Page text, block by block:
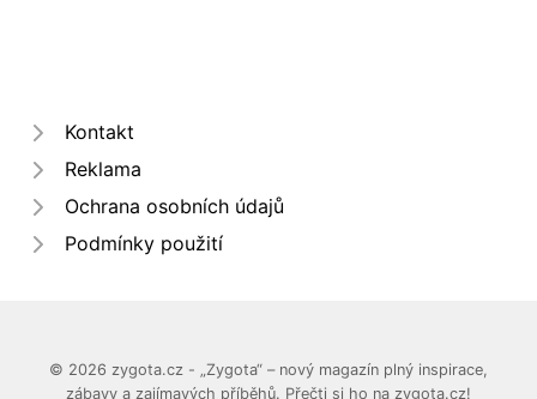
Kontakt
Reklama
Ochrana osobních údajů
Podmínky použití
© 2026 zygota.cz - „Zygota“ – nový magazín plný inspirace,
zábavy a zajímavých příběhů. Přečti si ho na zygota.cz!